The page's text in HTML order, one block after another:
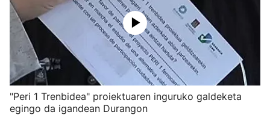
"Peri 1 Trenbidea" proiektuaren inguruko galdeketa
egingo da igandean Durangon